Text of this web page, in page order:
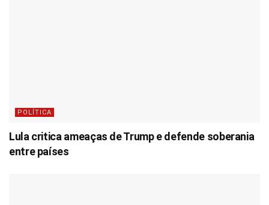
POLÍTICA
Lula critica ameaças de Trump e defende soberania
entre países